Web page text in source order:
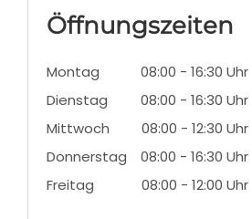
Öffnungszeiten
Montag
08:00 - 16:30 Uhr
Dienstag
08:00 - 16:30 Uhr
Mittwoch
08:00 - 12:30 Uhr
Donnerstag
08:00 - 16:30 Uhr
Freitag
08:00 - 12:00 Uhr